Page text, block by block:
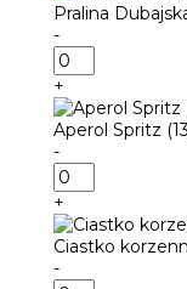
Pralina
-
ilość
Pralina
Dubajska
(13g)
+
Aperol Spritz
-
ilość
Aperol
Spritz
(13g)
+
Ciastko
-